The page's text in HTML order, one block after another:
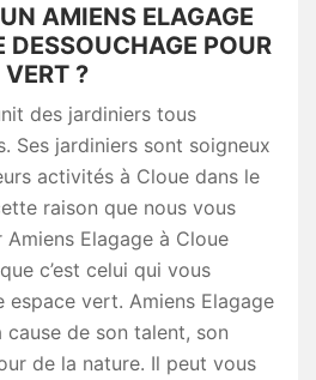
AMIENS ELAGAGE
DESSOUCHAGE POUR
VERT ?
des jardiniers tous
Ses jardiniers sont soigneux
activités à Cloue dans le
raison que nous vous
Elagage à Cloue
c’est celui qui vous
espace vert. Amiens Elagage
de son talent, son
de la nature. Il peut vous